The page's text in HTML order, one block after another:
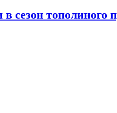
сезон тополиного